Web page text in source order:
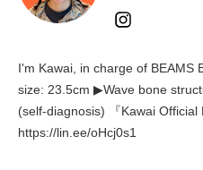
I'm Kawai, in charge of BEAMS
size: 23.5cm ▶︎Wave bone
(self-diagnosis) 『Kawai Official
https://lin.ee/oHcj0s1